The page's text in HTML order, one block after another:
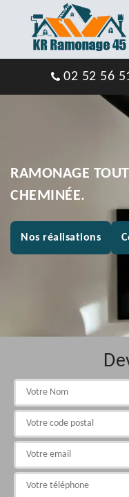
02 52 56
RAMONAGE
CHEMINÉE.
Nos réalisations